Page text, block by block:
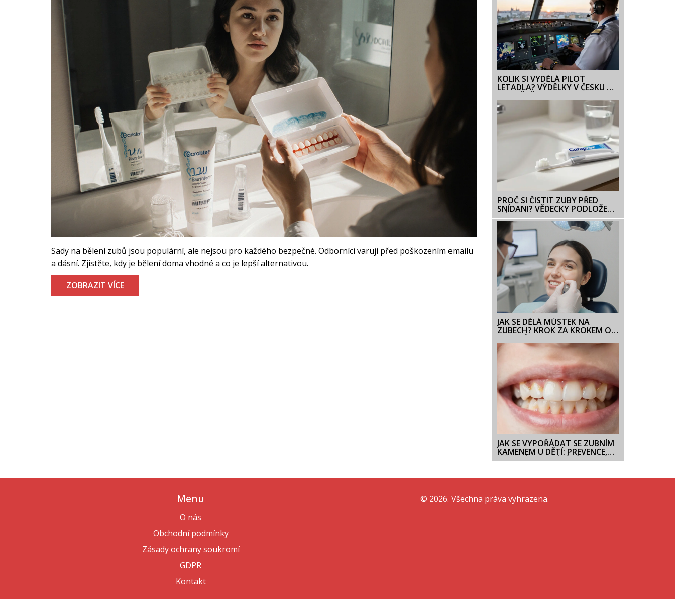
Sady na bělení zubů jsou populární, ale nejsou pro každého bezpečné. Odborníci varují před poškozením emailu
a dásní. Zjistěte, kdy je bělení doma vhodné a co je lepší alternativou.
ZOBRAZIT VÍCE
KOLIK SI VYDĚLÁ PILOT
LETADLA? VÝDĚLKY V ČESKU A
NA SVĚTĚ V ROCE 2026
PROČ SI ČISTIT ZUBY PŘED
SNÍDANI? VĚDECKY PODLOŽENÝ
NÁVOD A TIPY
JAK SE DĚLÁ MŮSTEK NA
ZUBECH? KROK ZA KROKEM OD
DIAGNÓZY PO INSTALACI
JAK SE VYPOŘÁDAT SE ZUBNÍM
KAMENEM U DĚTÍ: PREVENCE,
ČIŠTĚNÍ A DOMÁCÍ PÉČE
Menu
O nás
Obchodní podmínky
Zásady ochrany soukromí
GDPR
Kontakt
© 2026. Všechna práva vyhrazena.